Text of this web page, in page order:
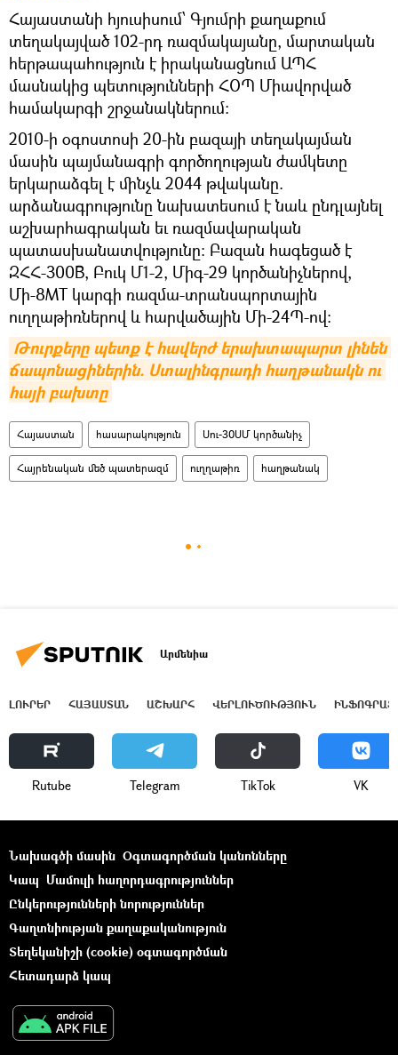
Հայաստանի հյուսիսում՝ Գյումրի քաղաքում
տեղակայված 102-րդ ռազմակայանը, մարտական
հերթապահություն է իրականացնում ԱՊՀ
մասնակից պետությունների ՀՕՊ Միավորված
համակարգի շրջանակներում:
2010-ի օգոստոսի 20-ին բազայի տեղակայման
մասին պայմանագրի գործողության ժամկետը
երկարաձգել է մինչև 2044 թվականը.
արձանագրությունը նախատեսում է նաև ընդլայնել
աշխարհագրական եւ ռազմավարական
պատասխանատվությունը: Բազան հագեցած է
ԶՀՀ-300В, Բուկ Մ1-2, Միգ-29 կործանիչներով,
Մի-8МТ կարգի ռազմա-տրանսպորտային
ուղղաթիռներով և հարվածային Մի-24Պ-ով:
Թուրքերը պետք է հավերժ երախտապարտ լինեն
ճապոնացիներին. Ստալինգրադի հաղթանակն ու
հայի բախտը
Հայաստան հասարակություն Սու-30ՍՄ կործանիչ
Հայրենական մեծ պատերազմ ուղղաթիռ հաղթանակ
Արմենիա
ԼՈՒՐԵՐ ՀԱՅԱՍՏԱՆ ԱՇԽԱՐՀ ՎԵՐԼՈՒԾՈՒԹՅՈՒՆ
Rutube Telegram ТikТоk VK
Նախագծի մասին Օգտագործման կանոնները
Կապ Մամուլի հաղորդագրություններ
Ընկերությունների նորություններ
Գաղտնիության քաղաքականություն
Տեղեկանիշի (cookie) օգտագործման
Հետադարձ կապ